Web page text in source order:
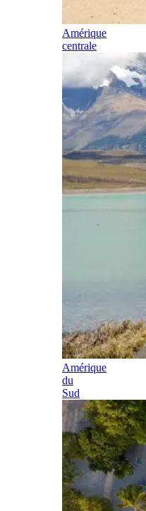
Amérique
centrale
Amérique
du
Sud